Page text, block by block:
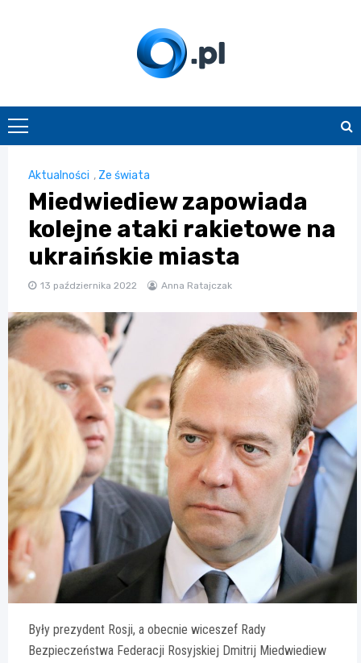
O.pl
Aktualności , Ze świata
Miedwiediew zapowiada
kolejne ataki rakietowe na
ukraińskie miasta
13 października 2022 Anna Ratajczak
Były prezydent Rosji, a obecnie wiceszef Rady
Bezpieczeństwa Federacji Rosyjskiej Dmitrij Miedwiediew